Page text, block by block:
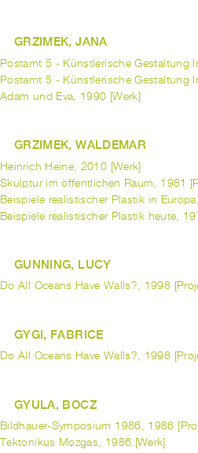
GRZIMEK, JANA
Postamt 5 - Künstlerische Gestaltung
Postamt 5 - Künstlerische Gestaltung
Adam und Eva, 1990 [Werk]
GRZIMEK, WALDEMAR
Heinrich Heine, 2010 [Werk]
Skulptur im öffentlichen Raum, 1981
Beispiele realistischer Plastik in
Beispiele realistischer Plastik heute,
GUNNING, LUCY
Do All Oceans Have Walls?, 1998
GYGI, FABRICE
Do All Oceans Have Walls?, 1998
GYULA, BOCZ
Bildhauer-Symposium 1986, 1986
Tektonikus Mozgas, 1986 [Werk]